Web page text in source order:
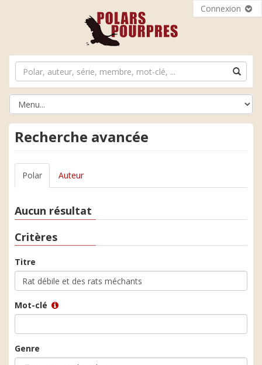
Connexion
Recherche avancée
Polar Auteur
Aucun résultat
Critères
Titre
Mot-clé
Genre